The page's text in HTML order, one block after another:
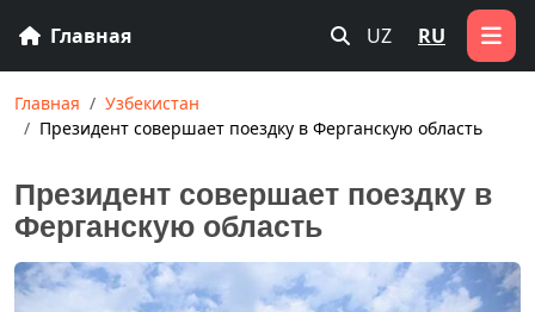
Главная UZ RU
Главная
Узбекистан
Президент совершает поездку в Ферганскую область
Президент совершает поездку в
Ферганскую область